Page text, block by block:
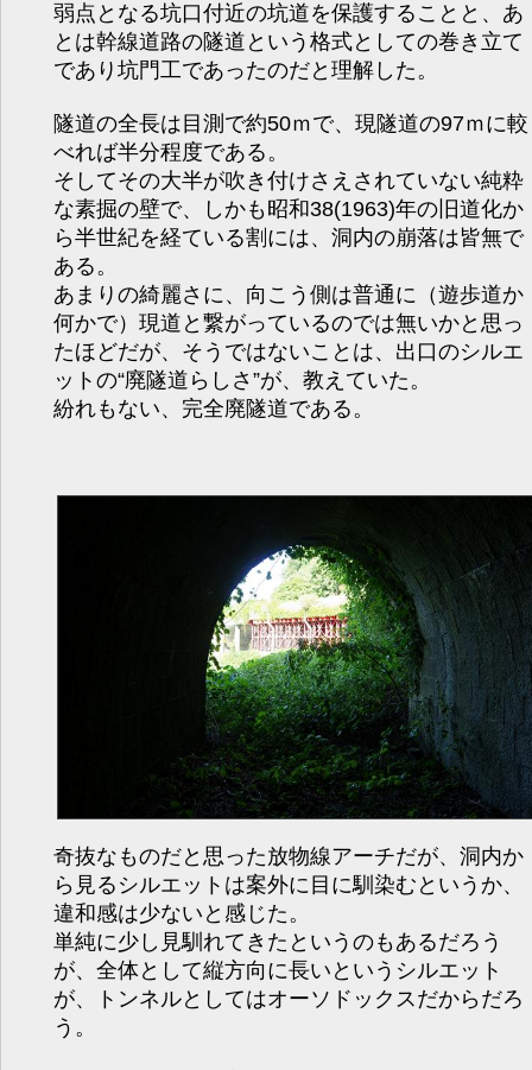
弱点となる坑口付近の坑道を保護することと、あ
とは幹線道路の隧道という格式としての巻き立て
であり坑門工であったのだと理解した。
隧道の全長は目測で約50ｍで、現隧道の97ｍに較
べれば半分程度である。
そしてその大半が吹き付けさえされていない純粋
な素掘の壁で、しかも昭和38(1963)年の旧道化か
ら半世紀を経ている割には、洞内の崩落は皆無で
ある。
あまりの綺麗さに、向こう側は普通に（遊歩道か
何かで）現道と繋がっているのでは無いかと思っ
たほどだが、そうではないことは、出口のシルエ
ットの“廃隧道らしさ”が、教えていた。
紛れもない、完全廃隧道である。
奇抜なものだと思った放物線アーチだが、洞内か
ら見るシルエットは案外に目に馴染むというか、
違和感は少ないと感じた。
単純に少し見馴れてきたというのもあるだろう
が、全体として縦方向に長いというシルエット
が、トンネルとしてはオーソドックスだからだろ
う。